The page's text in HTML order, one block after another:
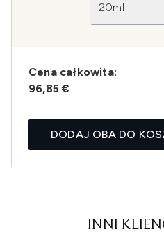
20ml
Cena całkowita:
96,85 €
DODAJ OBA DO
INNI